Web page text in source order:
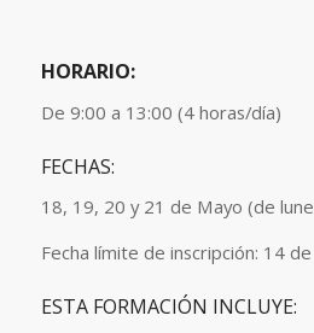
HORARIO:
De 9:00 a 13:00 (4 horas/día)
FECHAS:
18, 19, 20 y 21 de Mayo (de
Fecha límite de inscripción: 14
ESTA FORMACIÓN INCLUYE: